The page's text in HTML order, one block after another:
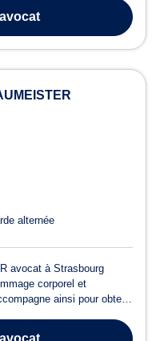
est également chargée
alternée
avocat à Strasbourg
corporel et
ainsi pour obtenir
médicale commise qu'il